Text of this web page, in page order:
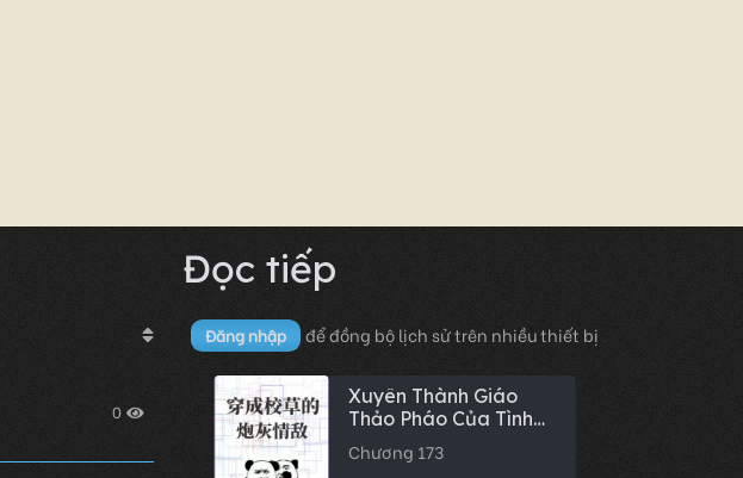
0
Đọc tiếp
Đăng nhập để đồng bộ lịch sử trên nhiều thiết bị
Xuyên Thành Giáo
Thảo Pháo Của Tình
Địch
Chương 173